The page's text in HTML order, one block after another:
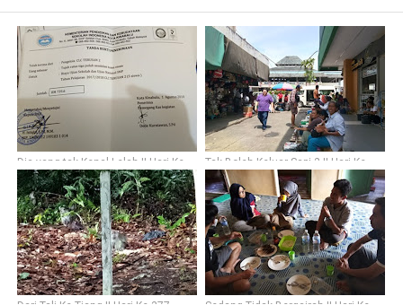
Dia yang tak Kenal Lelah || Hari Ke-
341
Tak Boleh Keluar Sapi 2 || Hari Ke-
340